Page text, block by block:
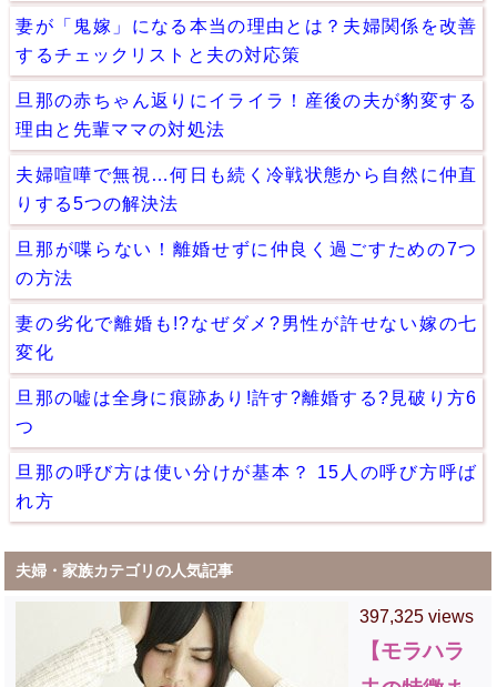
妻が「鬼嫁」になる本当の理由とは？夫婦関係を改善
するチェックリストと夫の対応策
旦那の赤ちゃん返りにイライラ！産後の夫が豹変する
理由と先輩ママの対処法
夫婦喧嘩で無視…何日も続く冷戦状態から自然に仲直
りする5つの解決法
旦那が喋らない！離婚せずに仲良く過ごすための7つ
の方法
妻の劣化で離婚も!?なぜダメ?男性が許せない嫁の七
変化
旦那の嘘は全身に痕跡あり!許す?離婚する?見破り方6
つ
旦那の呼び方は使い分けが基本？ 15人の呼び方呼ば
れ方
夫婦・家族カテゴリの人気記事
397,325 views
【モラハラ